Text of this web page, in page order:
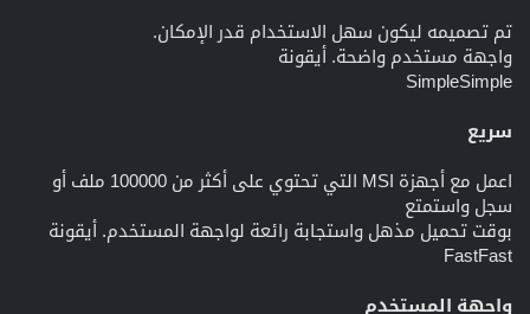
تم تصميمه ليكون سهل الاستخدام قدر الإمكان.
واجهة مستخدم واضحة. أيقونة
SimpleSimple
سريع
اعمل مع أجهزة MSI التي تحتوي على أكثر من 100000 ملف أو
سجل واستمتع
بوقت تحميل مذهل واستجابة رائعة لواجهة المستخدم. أيقونة
FastFast
واجهة المستخدم